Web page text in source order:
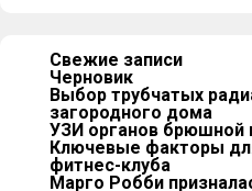
Свежие записи
Черновик
Выбор трубчатых
загородного дома
УЗИ органов брюшной
Ключевые факторы
фитнес-клуба
Марго Робби